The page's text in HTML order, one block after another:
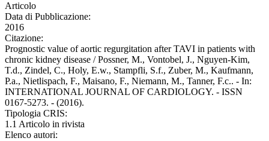
Articolo
Data di Pubblicazione:
2016
Citazione:
Prognostic value of aortic regurgitation after TAVI in patients with
chronic kidney disease / Possner, M., Vontobel, J., Nguyen-Kim,
T.d., Zindel, C., Holy, E.w., Stampfli, S.f., Zuber, M., Kaufmann,
P.a., Nietlispach, F., Maisano, F., Niemann, M., Tanner, F.c.. - In:
INTERNATIONAL JOURNAL OF CARDIOLOGY. - ISSN
0167-5273. - (2016).
Tipologia CRIS:
1.1 Articolo in rivista
Elenco autori: